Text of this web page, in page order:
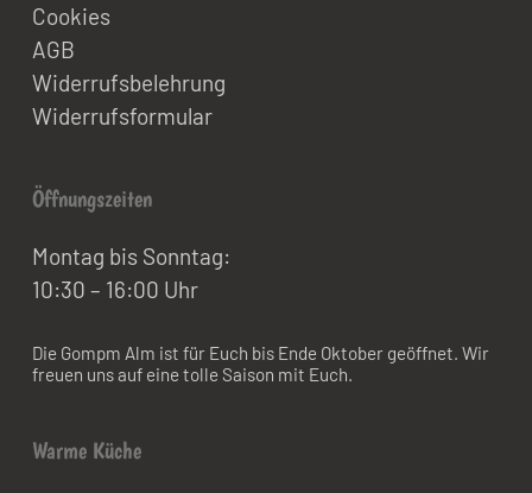
Cookies
AGB
Widerrufsbelehrung
Widerrufsformular
Öffnungszeiten
Montag bis Sonntag:
10:30 – 16:00 Uhr
Die Gompm Alm ist für Euch bis Ende Oktober geöffnet. Wir
freuen uns auf eine tolle Saison mit Euch.
Warme Küche